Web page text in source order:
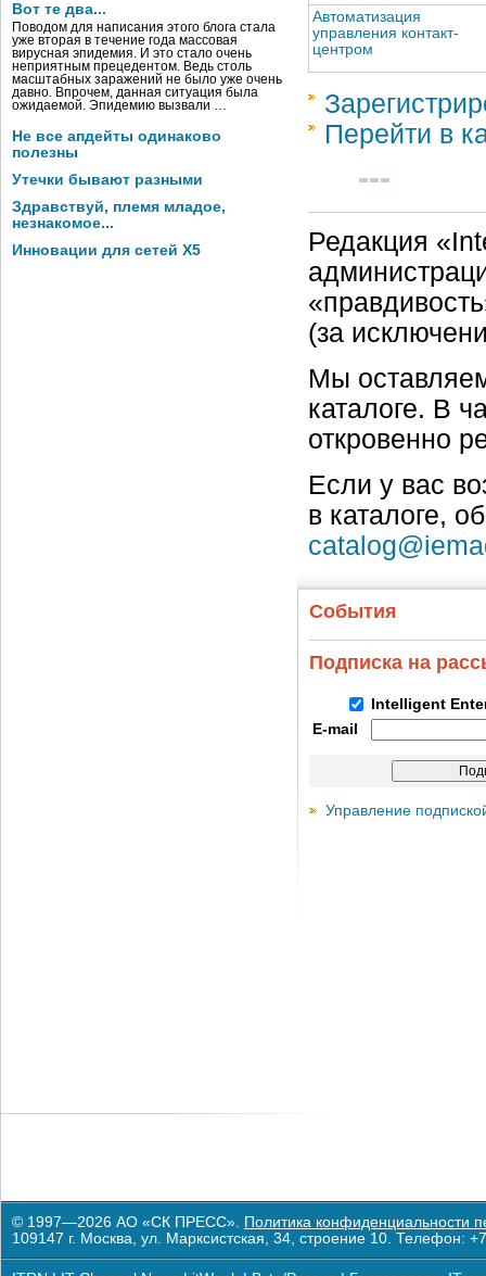
Вот те два...
Поводом для написания этого блога стала
уже вторая в течение года массовая
вирусная эпидемия. И это стало очень
неприятным прецедентом. Ведь столь
масштабных заражений не было уже очень
давно. Впрочем, данная ситуация была
ожидаемой. Эпидемию вызвали …
Не все апдейты одинаково
полезны
Утечки бывают разными
Здравствуй, племя младое,
незнакомое...
Инновации для сетей X5
Автоматизация
управления контакт-
центром
Перейти в
Редакция
(за
Мы
каталоге. В
откровенно
Если у вас
в каталоге,
События
Подписка на
Intelligent
E-mail
Управление
© 1997—2026 АО «СК ПРЕСС». Политика конфиденциальности
109147 г. Москва, ул. Марксистская, 34, строение 10. Телефон: